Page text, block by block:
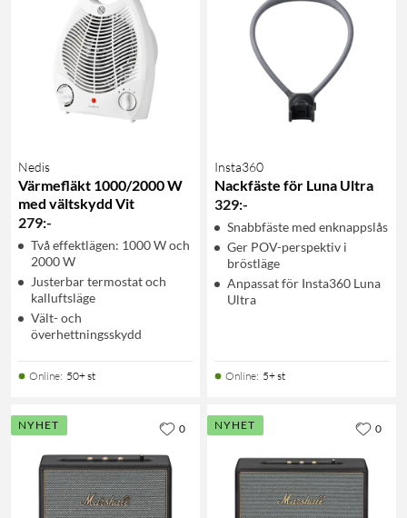
Nedis
Värmefläkt 1000/2000 W
med vältskydd Vit
279:-
Två effektlägen: 1000 W och
2000 W
Justerbar termostat och
kalluftsläge
Vält- och
överhettningsskydd
Online: 50+ st
Insta360
Nackfäste för Luna Ultra
329:-
Snabbfäste med enknappslås
Ger POV-perspektiv i
bröstläge
Anpassat för Insta360 Luna
Ultra
Online: 5+ st
NYHET 0 NYHET 0